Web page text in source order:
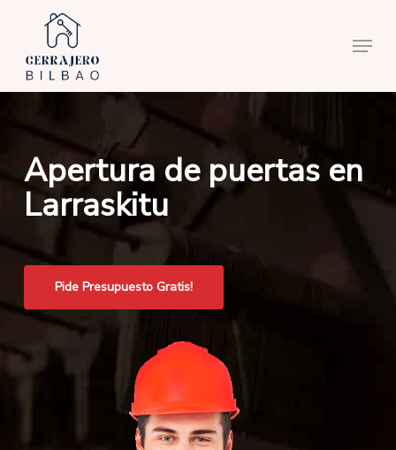
main
content
Menu
Apertura de puertas en
Larraskitu
Pide Presupuesto Gratis!